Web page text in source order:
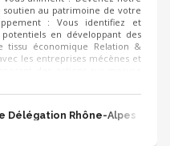
au patrimoine de votre
: Vous identifiez et
en développant des
tissu économique Relation &
les entreprises mécènes et
animation du club de
: Vous proposez aux
du patrimoine à soutenir et
(IFI, Noël).
Délégation Rhône-Alpes